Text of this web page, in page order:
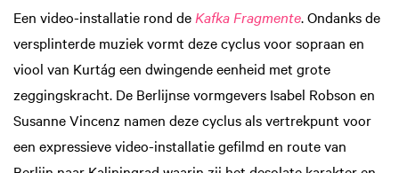
Een video-installatie rond de Kafka Fragmente. Ondanks de
versplinterde muziek vormt deze cyclus voor sopraan en
viool van Kurtág een dwingende eenheid met grote
zeggingskracht. De Berlijnse vormgevers Isabel Robson en
Susanne Vincenz namen deze cyclus als vertrekpunt voor
een expressieve video-installatie gefilmd en route van